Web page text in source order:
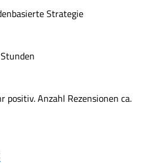
Strategie
positiv. Anzahl Rezensionen ca.